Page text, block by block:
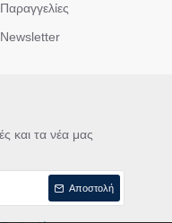
Παραγγελίες
Newsletter
και τα νέα μας
Αποστολή